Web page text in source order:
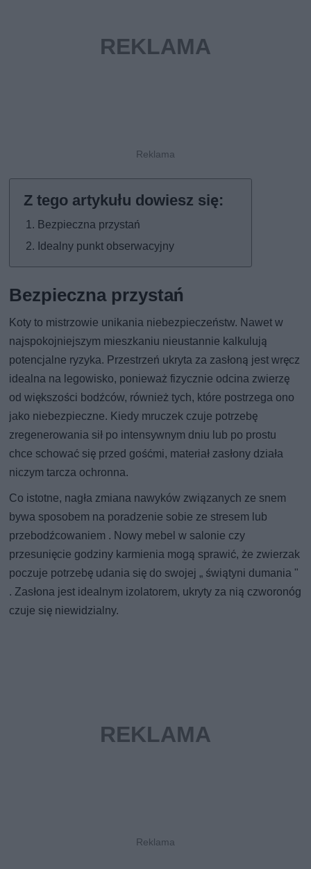
Bezpieczna przystań
Idealny punkt obserwacyjny
Bezpieczna przystań
Koty to mistrzowie unikania niebezpieczeństw. Nawet w
najspokojniejszym mieszkaniu nieustannie kalkulują
potencjalne ryzyka. Przestrzeń ukryta za zasłoną jest wręcz
idealna na legowisko, ponieważ fizycznie odcina zwierzę
od większości bodźców, również tych, które postrzega ono
jako niebezpieczne. Kiedy mruczek czuje potrzebę
zregenerowania sił po intensywnym dniu lub po prostu
chce schować się przed gośćmi, materiał zasłony działa
niczym tarcza ochronna.
Co istotne, nagła zmiana nawyków związanych ze snem
bywa sposobem na poradzenie sobie ze stresem lub
przebodźcowaniem . Nowy mebel w salonie czy
przesunięcie godziny karmienia mogą sprawić, że zwierzak
poczuje potrzebę udania się do swojej „ świątyni dumania "
. Zasłona jest idealnym izolatorem, ukryty za nią czworonóg
czuje się niewidzialny.